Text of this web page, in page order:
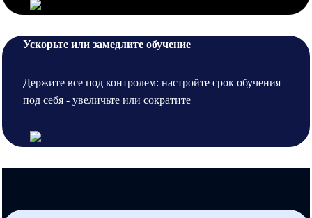
Ускорьте или замедлите обучение
Держите все под контролем: настройте срок обучения
под себя - увеличьте или сократите